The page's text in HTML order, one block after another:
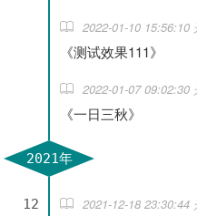
2022-01-10 15:56:10
《测试效果111》
2022-01-07 09:02:30
《一日三秋》
2021年
12
2021-12-18 23:30:44